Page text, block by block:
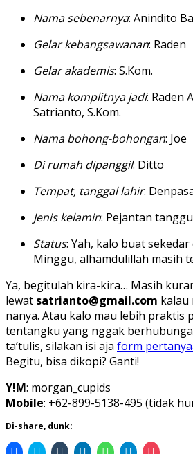
Nama sebenarnya: Anindito
Gelar kebangsawanan: Raden
Gelar akademis: S.Kom.
Nama komplitnya jadi: Raden
Satrianto, S.Kom.
Nama bohong-bohongan: Joe
Di rumah dipanggil: Ditto
Tempat, tanggal lahir:
Jenis kelamin: Pejantan
Status: Yah, kalo buat
Minggu, alhamdulillah masih
Ya, begitulah kira-kira… Masih
lewat satrianto@gmail.com kalau
nanya. Atau kalo mau lebih praktis
tentangku yang nggak
ta’tulis, silakan isi aja form
Begitu, bisa dikopi? Ganti!
Y!M: morgan_cupids
Mobile: +62-899-5138-495 (tidak
Di-share, dunk:
Click Click Click Click Click Click Click